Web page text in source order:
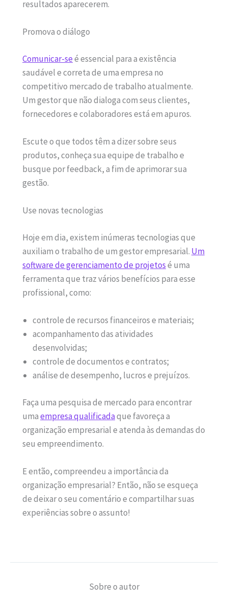
resultados aparecerem.
Promova o diálogo
Comunicar-seé essencial para a existência
saudável e correta de uma empresa no
competitivo mercado de trabalho atualmente.
Um gestor que não dialoga com seus clientes,
fornecedores e colaboradores está em apuros.
Escute o que todos têm a dizer sobre seus
produtos, conheça sua equipe de trabalho e
busque por feedback, a fim de aprimorar sua
gestão.
Use novas tecnologias
Hoje em dia, existem inúmeras tecnologias que
auxiliam o trabalho de um gestor empresarial. Um
software de gerenciamento de projetosé uma
ferramenta que traz vários benefícios para esse
profissional, como:
controle de recursos financeiros e materiais;
acompanhamento das atividades
desenvolvidas;
controle de documentos e contratos;
análise de desempenho, lucros e prejuízos.
Faça uma pesquisa de mercado para encontrar
umaempresa qualificadaque favoreça a
organização empresarial e atenda às demandas do
seu empreendimento.
E então, compreendeu a importância da
organização empresarial? Então, não se esqueça
de deixar o seu comentário e compartilhar suas
experiências sobre o assunto!
Sobre o autor